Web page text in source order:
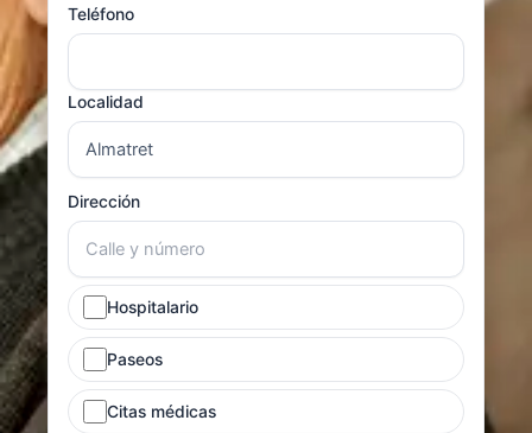
Teléfono
Localidad
Dirección
Hospitalario
Paseos
Citas médicas